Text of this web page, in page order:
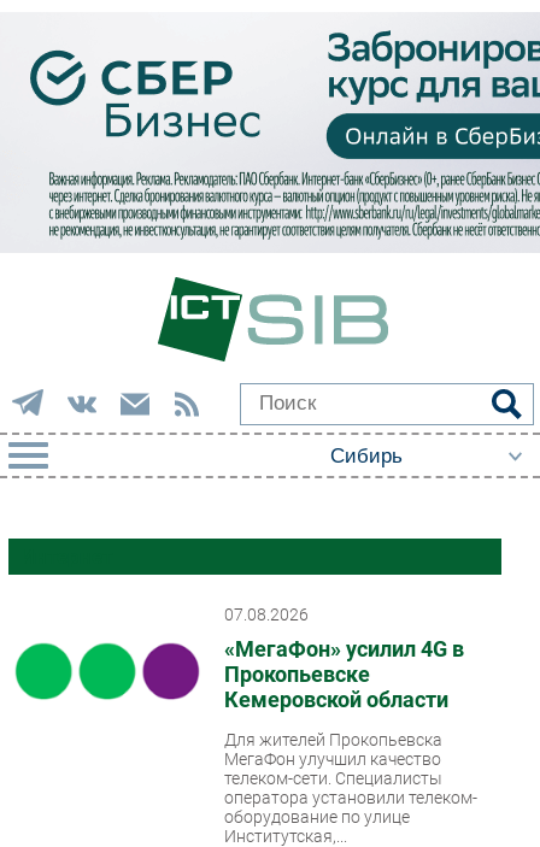
Импорто­замещение
Автоматизация Промышленности
Интернет
Мобильная связь
Фиксированная связь
07.08.2026
«МегаФон» усилил 4G в
Прокопьевске
Кемеровской области
Для жителей Прокопьевска
МегаФон улучшил качество
телеком-сети. Специалисты
оператора установили телеком-
оборудование по улице
Институтская,...